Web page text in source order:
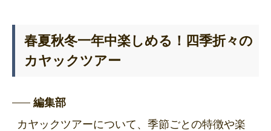
春夏秋冬一年中楽しめる！四季折々の
カヤックツアー
編集部
カヤックツアーについて、季節ごとの特徴や楽